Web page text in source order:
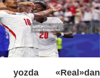
«Real»dan